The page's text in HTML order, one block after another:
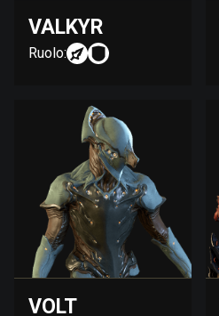
VALKYR
Ruolo:
VOLT